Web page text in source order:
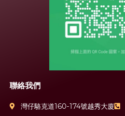
聯絡我們
灣仔駱克道160-174號越秀大廈